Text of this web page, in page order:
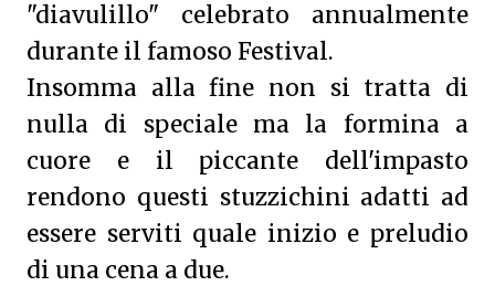
"diavulillo" celebrato annualmente
durante il famoso Festival.
Insomma alla fine non si tratta di
nulla di speciale ma la formina a
cuore e il piccante dell'impasto
rendono questi stuzzichini adatti ad
essere serviti quale inizio e preludio
di una cena a due.